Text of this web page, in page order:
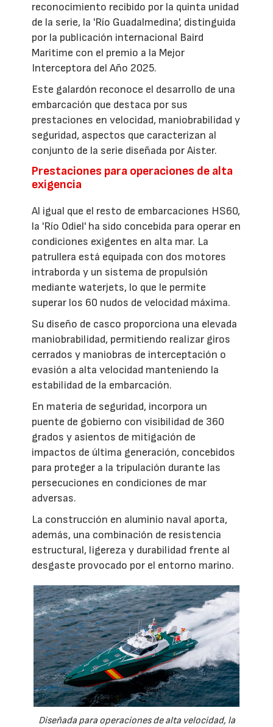
reconocimiento recibido por la quinta unidad
de la serie, la 'Río Guadalmedina', distinguida
por la publicación internacional Baird
Maritime con el premio a la Mejor
Interceptora del Año 2025.
Este galardón reconoce el desarrollo de una
embarcación que destaca por sus
prestaciones en velocidad, maniobrabilidad y
seguridad, aspectos que caracterizan al
conjunto de la serie diseñada por Aister.
Prestaciones para operaciones de alta
exigencia
Al igual que el resto de embarcaciones HS60,
la 'Río Odiel' ha sido concebida para operar en
condiciones exigentes en alta mar. La
patrullera está equipada con dos motores
intraborda y un sistema de propulsión
mediante waterjets, lo que le permite
superar los 60 nudos de velocidad máxima.
Su diseño de casco proporciona una elevada
maniobrabilidad, permitiendo realizar giros
cerrados y maniobras de interceptación o
evasión a alta velocidad manteniendo la
estabilidad de la embarcación.
En materia de seguridad, incorpora un
puente de gobierno con visibilidad de 360
grados y asientos de mitigación de
impactos de última generación, concebidos
para proteger a la tripulación durante las
persecuciones en condiciones de mar
adversas.
La construcción en aluminio naval aporta,
además, una combinación de resistencia
estructural, ligereza y durabilidad frente al
desgaste provocado por el entorno marino.
Diseñada para operaciones de alta velocidad, la